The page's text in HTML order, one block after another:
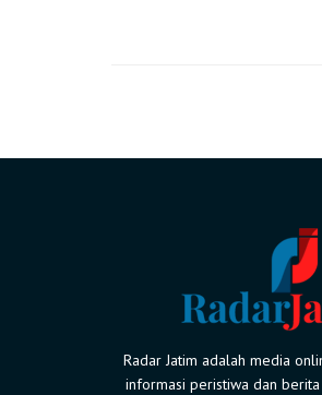
Radar Jatim adalah media
informasi peristiwa dan